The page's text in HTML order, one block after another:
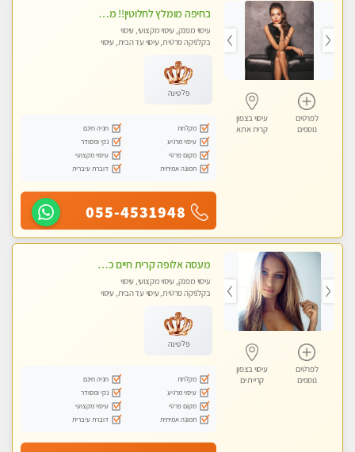
לפרטים
נוספים
עיסוי בצפון
קרית אתא
בחיפה מומלץ לחלוטין!! מעסה יפה איכותית מקצועית ומפנקת מאוד פרטי מומלץ בחום.עיסוי מפנק מאוווד.
עיסוי מפנק, עיסוי מקצועי, עיסוי
בקלניקה פרטית, עיסוי עד הבית, עיסוי
פלטינה
מקלחת
חניה חינם
עיסוי מרגיע
נקי ומסודר
מקום פרטי
עיסוי מקצועי
תמונה אמיתית
דוברת עיברית
055-4531948
לפרטים
נוספים
עיסוי בצפון
קריית ים
מעסה אלופה קרית חיים כל סוגי העיסויים מעסה מקצועית ואיכותית פרטי!!
עיסוי מפנק, עיסוי מקצועי, עיסוי
בקלניקה פרטית, עיסוי עד הבית, עיסוי
פלטינה
מקלחת
חניה חינם
עיסוי מרגיע
נקי ומסודר
מקום פרטי
עיסוי מקצועי
תמונה אמיתית
דוברת עיברית